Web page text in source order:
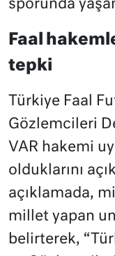
sporunda
Faal
tepki
Türkiye Faal
Gözlemcileri
VAR hakemi
olduklarını
açıklamada,
millet yapan
belirterek,